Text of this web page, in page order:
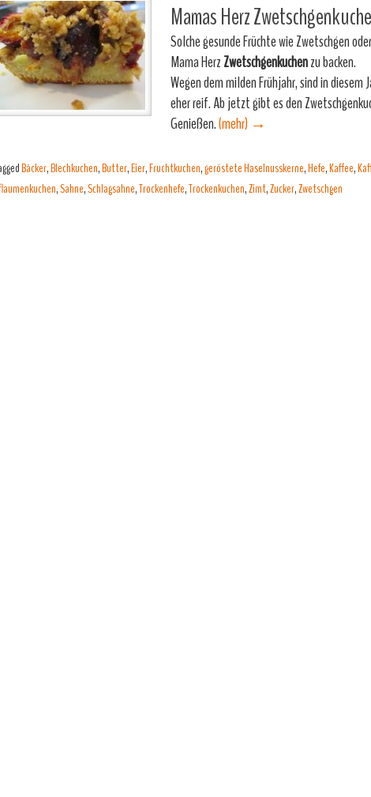
Mamas Herz
Solche gesunde Früchte wie Zwetschgen
Mama HerzZwetschgenkuchenzu backen.
Wegen dem milden Frühjahr, sind in
eher reif. Ab jetzt gibt es den
Genießen.(mehr) →
Bäcker,Blechkuchen,Butter,Eier,Fruchtkuchen,geröstete Haselnusskerne,Hefe,Kaffee,
,Sahne,Schlagsahne,Trockenhefe,Trockenkuchen,Zimt,Zucker,Zwetschgen